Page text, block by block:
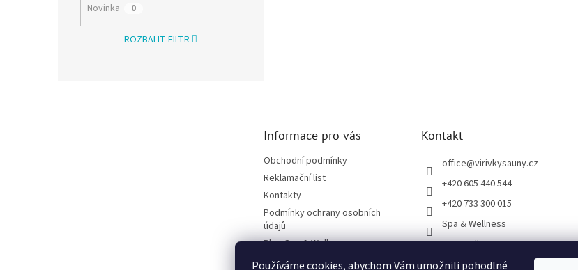
Používáme cookies, abychom Vám umožnili pohodlné
Novinka 0
ROZBALIT FILTR
Informace pro vás
Obchodní podmínky
Reklamační list
Kontakty
Podmínky ochrany osobních
údajů
Blog Spa & Wellness
Projekt Fúze Sloučením
Kontakt
office@virivkysauny.cz
+420 605 440 544
+420 733 300 015
Spa & Wellness
spa_wellness_cz